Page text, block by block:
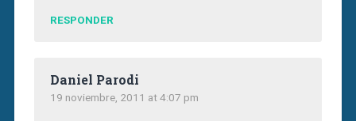
RESPONDER
Daniel Parodi
19 noviembre, 2011 at 4:07 pm